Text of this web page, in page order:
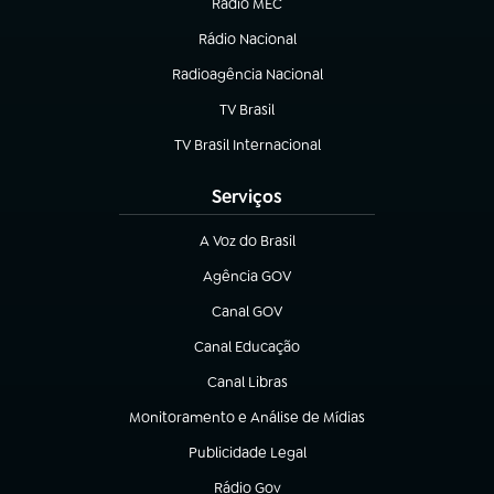
Rádio MEC
(abre em nova aba)
Rádio Nacional
Radioagência Nacional
(abre em nova aba)
TV Brasil
(abre em nova aba)
TV Brasil Internacional
(abre em nova aba)
Serviços
A Voz do Brasil
(abre em nova aba)
Agência GOV
(abre em nova aba)
Canal GOV
(abre em nova aba)
Canal Educação
(abre em nova aba)
Canal Libras
(abre em nova aba)
Monitoramento e Análise de Mídias
(abre em nova aba)
Publicidade Legal
(abre em nova aba)
Rádio Gov